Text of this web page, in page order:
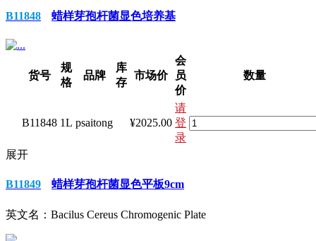
B11848 蜡样芽孢杆菌显色培养基
货号
规
格
品牌
库
存
市场价
会
员
价
数量
B11848 1L psaitong ¥2025.00
请
登
录
展开
B11849 蜡样芽孢杆菌显色平板9cm
英文名： Bacilus Cereus Chromogenic Plate